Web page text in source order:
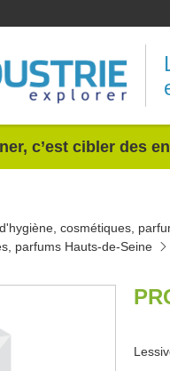
c’est cibler des
cosmétiques,
parfums Hauts-de-Seine